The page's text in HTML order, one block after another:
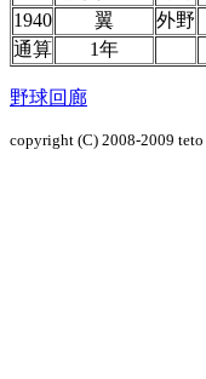
1940
翼 外野
通算
1年
野球回廊
copyright (C) 2008-2009 teto